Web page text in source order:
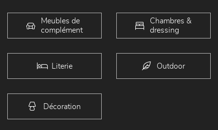
Meubles de
complément
Chambres &
dressing
Literie Outdoor
Décoration